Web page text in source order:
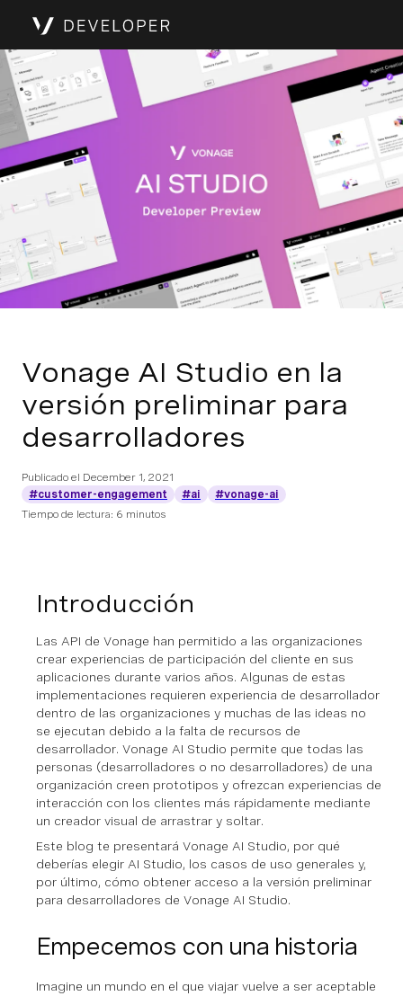
Vonage AI Studio en la
versión preliminar para
desarrolladores
Publicado el December 1, 2021
#customer-engagement
#ai
#vonage-ai
Tiempo de lectura: 6 minutos
Introducción
Las API de Vonage han permitido a las organizaciones
crear experiencias de participación del cliente en sus
aplicaciones durante varios años. Algunas de estas
implementaciones requieren experiencia de desarrollador
dentro de las organizaciones y muchas de las ideas no
se ejecutan debido a la falta de recursos de
desarrollador. Vonage AI Studio permite que todas las
personas (desarrolladores o no desarrolladores) de una
organización creen prototipos y ofrezcan experiencias de
interacción con los clientes más rápidamente mediante
un creador visual de arrastrar y soltar.
Este blog te presentará Vonage AI Studio, por qué
deberías elegir AI Studio, los casos de uso generales y,
por último, cómo obtener acceso a la versión preliminar
para desarrolladores de Vonage AI Studio.
Empecemos con una historia
Imagine un mundo en el que viajar vuelve a ser aceptable